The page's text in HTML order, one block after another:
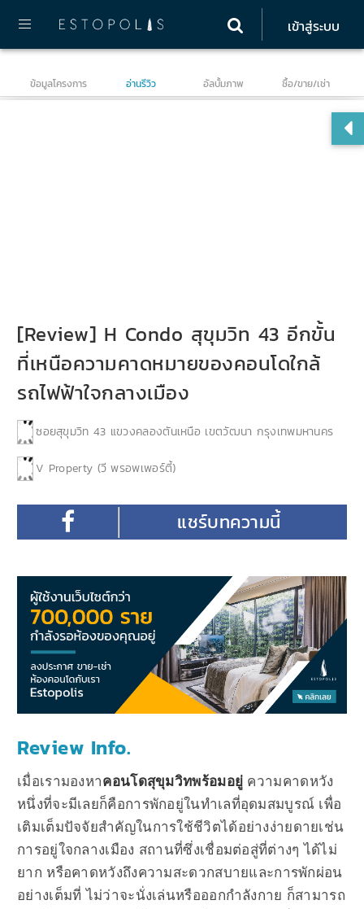
เข้าสู่ระบบ
ข้อมูลโครงการ อ่านรีวิว อัลบั้มภาพ ซื้อ/ขาย/เช่า
เ
[Review] H Condo สุขุมวิท 43 อีกขั้น
ที่เหนือความคาดหมายของคอนโดใกล้
รถไฟฟ้าใจกลางเมือง
ซอยสุขุมวิท 43 แขวงคลองตันเหนือ เขตวัฒนา กรุงเทพมหานคร
V Property (วี พรอพเพอร์ตี้)
Review Info.
เมื่อเรามองหาคอนโดสุขุมวิทพร้อมอยู่ ความคาดหวัง
หนึ่งที่จะมีเลยก็คือการพักอยู่ในทำเลที่อุดมสมบูรณ์ เพื่อ
เติมเต็มปัจจัยสำคัญในการใช้ชีวิตได้อย่างง่ายดายเช่น
การอยู่ใจกลางเมือง สถานที่ซึ่งเชื่อมต่อสู่ที่ต่างๆ ได้ไม่
ยาก หรือคาดหวังถึงความสะดวกสบายและการพักผ่อน
อย่างเต็มที่ ไม่ว่าจะนั่งเล่นหรือออกกำลังกาย ก็สามารถ